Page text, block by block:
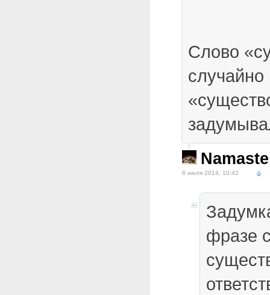
Слово
случайно
Namaste
8 июля 2014, 10:42
фразе